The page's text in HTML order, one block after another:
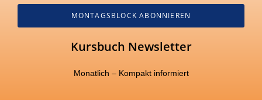
MONTAGSBLOCK ABONNIEREN
Kursbuch Newsletter
Monatlich – Kompakt informiert